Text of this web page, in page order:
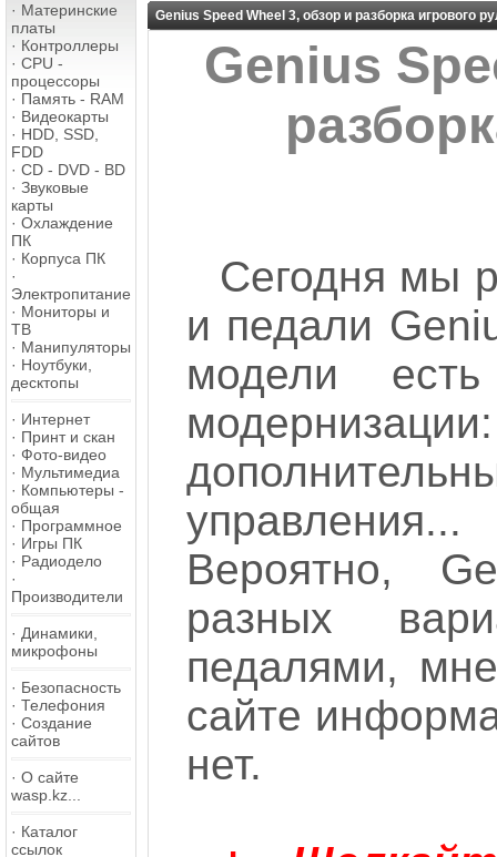
· Материнские
платы
· Контроллеры
· CPU -
процессоры
· Память - RAM
· Видеокарты
· HDD, SSD,
FDD
· CD - DVD - BD
· Звуковые
карты
· Охлаждение
ПК
· Корпуса ПК
·
Электропитание
· Мониторы и
ТВ
· Манипуляторы
· Ноутбуки,
десктопы
· Интернет
· Принт и скан
· Фото-видео
· Мультимедиа
· Компьютеры -
общая
· Программное
· Игры ПК
· Радиодело
·
Производители
· Динамики,
микрофоны
· Безопасность
· Телефония
· Создание
сайтов
· О сайте
wasp.kz...
· Каталог
ссылок
Genius Speed Wheel 3, обзор и разборка игрового
Genius
Сегодня мы
и педали
модели
Вероятно,
разных
педалями,
сайте
нет.